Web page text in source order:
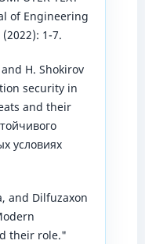
of Engineering
1-7.
H. Shokirov
security in
and their
условиях
and Dilfuzaxon
their role."